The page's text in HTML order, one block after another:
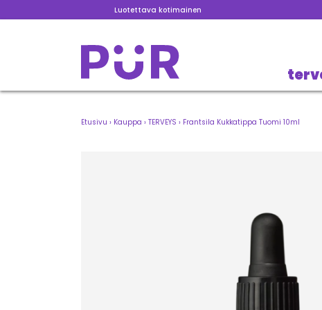
Luotettava kotimainen
Etusivu › Kauppa › TERVEYS › Frantsila Kukkatippa Tuomi 10ml